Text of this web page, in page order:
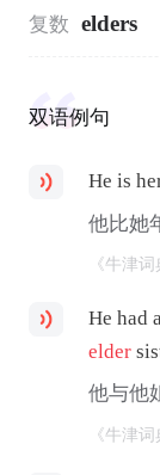
复数 elders
双语例句
He is
他比她
《牛津词
He had
elder
他与他
《牛津词